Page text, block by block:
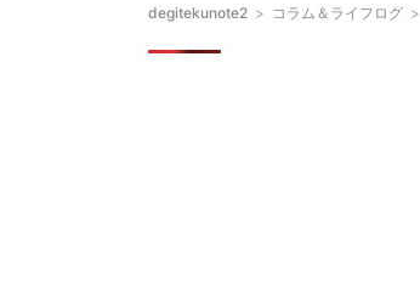
degitekunote2 > コラム＆ライフログ >